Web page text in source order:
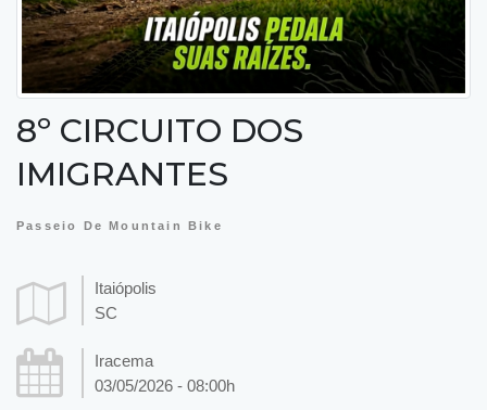
8º CIRCUITO DOS
IMIGRANTES
Passeio De Mountain Bike
Itaiópolis
SC
Iracema
03/05/2026 - 08:00h